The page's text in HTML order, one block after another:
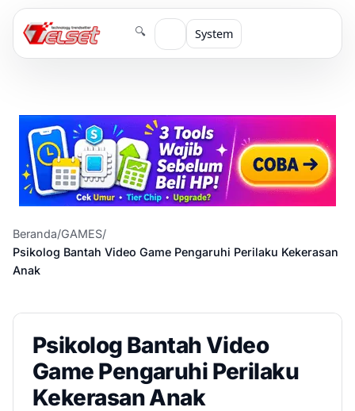
🔍 System
Beranda/GAMES/
Psikolog Bantah Video Game Pengaruhi Perilaku Kekerasan
Anak
Psikolog Bantah Video
Game Pengaruhi Perilaku
Kekerasan Anak